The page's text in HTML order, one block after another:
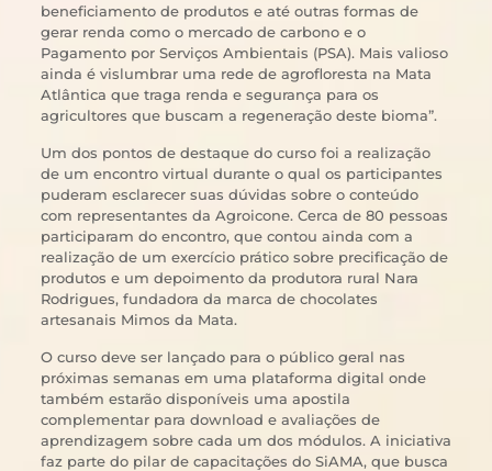
beneficiamento de produtos e até outras formas de
gerar renda como o mercado de carbono e o
Pagamento por Serviços Ambientais (PSA). Mais valioso
ainda é vislumbrar uma rede de agrofloresta na Mata
Atlântica que traga renda e segurança para os
agricultores que buscam a regeneração deste bioma”.
Um dos pontos de destaque do curso foi a realização
de um encontro virtual durante o qual os participantes
puderam esclarecer suas dúvidas sobre o conteúdo
com representantes da Agroicone. Cerca de 80 pessoas
participaram do encontro, que contou ainda com a
realização de um exercício prático sobre precificação de
produtos e um depoimento da produtora rural Nara
Rodrigues, fundadora da marca de chocolates
artesanais Mimos da Mata.
O curso deve ser lançado para o público geral nas
próximas semanas em uma plataforma digital onde
também estarão disponíveis uma apostila
complementar para download e avaliações de
aprendizagem sobre cada um dos módulos. A iniciativa
faz parte do pilar de capacitações do SiAMA, que busca